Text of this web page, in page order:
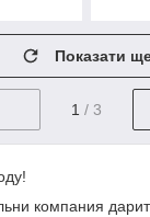
Показати
1 / 3
компания